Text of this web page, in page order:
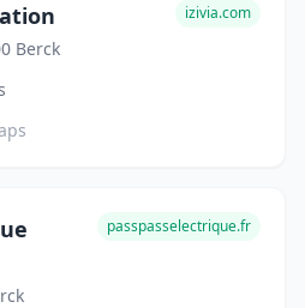
Berck
izivia.com
passpasselectrique.fr